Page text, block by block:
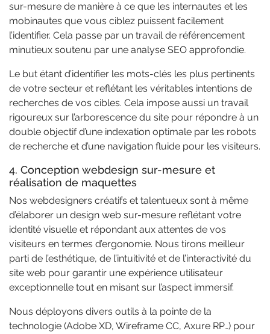
sur-mesure de manière à ce que les internautes et les
mobinautes que vous ciblez puissent facilement
l’identifier. Cela passe par un travail de référencement
minutieux soutenu par une analyse SEO approfondie.
Le but étant d’identifier les mots-clés les plus pertinents
de votre secteur et reflétant les véritables intentions de
recherches de vos cibles. Cela impose aussi un travail
rigoureux sur l’arborescence du site pour répondre à un
double objectif d’une indexation optimale par les robots
de recherche et d’une navigation fluide pour les visiteurs.
4. Conception webdesign sur-mesure et
réalisation de maquettes
Nos webdesigners créatifs et talentueux sont à même
d’élaborer un design web sur-mesure reflétant votre
identité visuelle et répondant aux attentes de vos
visiteurs en termes d’ergonomie. Nous tirons meilleur
parti de l’esthétique, de l’intuitivité et de l’interactivité du
site web pour garantir une expérience utilisateur
exceptionnelle tout en misant sur l’aspect immersif.
Nous déployons divers outils à la pointe de la
technologie (Adobe XD, Wireframe CC, Axure RP…) pour